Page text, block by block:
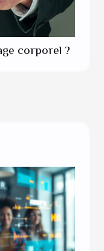
corporel ?